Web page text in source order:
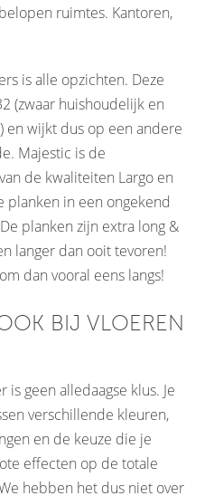
ruimtes. Kantoren,
is alle opzichten. Deze
(zwaar huishoudelijk en
en wijkt dus op een andere
Majestic is de
de kwaliteiten Largo en
planken in een ongekend
planken zijn extra long &
langer dan ooit tevoren!
dan vooral eens langs!
BIJ VLOEREN
geen alledaagse klus. Je
verschillende kleuren,
en de keuze die je
effecten op de totale
hebben het dus niet over